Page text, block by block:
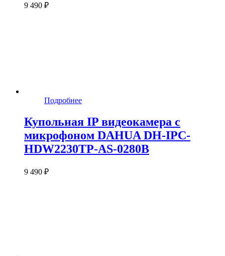
9 490 ₽
Подробнее
Купольная IP видеокамера с
микрофоном DAHUA DH-IPC-
HDW2230TP-AS-0280B
9 490 ₽